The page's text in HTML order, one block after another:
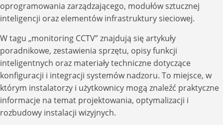
oprogramowania zarządzającego, modułów sztucznej
inteligencji oraz elementów infrastruktury sieciowej.
W tagu „monitoring CCTV” znajdują się artykuły
poradnikowe, zestawienia sprzętu, opisy funkcji
inteligentnych oraz materiały techniczne dotyczące
konfiguracji i integracji systemów nadzoru. To miejsce, w
którym instalatorzy i użytkownicy mogą znaleźć praktyczne
informacje na temat projektowania, optymalizacji i
rozbudowy instalacji wizyjnych.